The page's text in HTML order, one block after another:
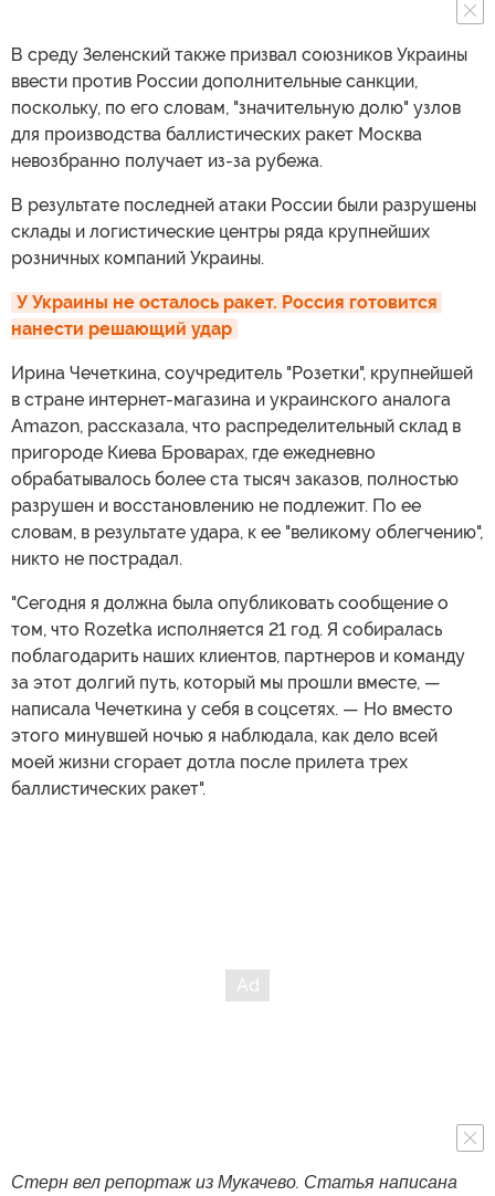
В среду Зеленский также призвал союзников Украины
ввести против России дополнительные санкции,
поскольку, по его словам, "значительную долю" узлов
для производства баллистических ракет Москва
невозбранно получает из-за рубежа.
В результате последней атаки России были разрушены
склады и логистические центры ряда крупнейших
розничных компаний Украины.
У Украины не осталось ракет. Россия готовится
нанести решающий удар
Ирина Чечеткина, соучредитель "Розетки", крупнейшей
в стране интернет-магазина и украинского аналога
Amazon, рассказала, что распределительный склад в
пригороде Киева Броварах, где ежедневно
обрабатывалось более ста тысяч заказов, полностью
разрушен и восстановлению не подлежит. По ее
словам, в результате удара, к ее "великому облегчению",
никто не пострадал.
"Сегодня я должна была опубликовать сообщение о
том, что Rozetka исполняется 21 год. Я собиралась
поблагодарить наших клиентов, партнеров и команду
за этот долгий путь, который мы прошли вместе, —
написала Чечеткина у себя в соцсетях. — Но вместо
этого минувшей ночью я наблюдала, как дело всей
моей жизни сгорает дотла после прилета трех
баллистических ракет".
Стерн вел репортаж из Мукачево. Статья написана